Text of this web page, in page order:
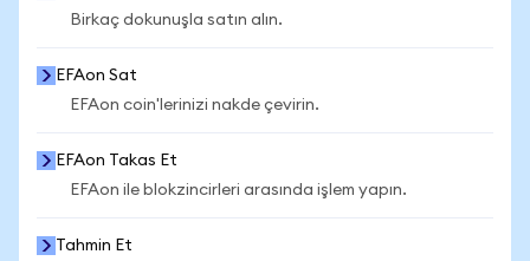
Birkaç dokunuşla satın alın.
EFAon Sat
EFAon coin'lerinizi nakde çevirin.
EFAon Takas Et
EFAon ile blokzincirleri arasında işlem yapın.
Tahmin Et